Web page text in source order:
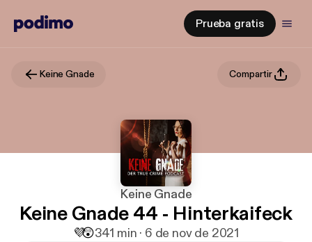
Prueba gratis
Keine Gnade Compartir
Keine Gnade
Keine Gnade 44 - Hinterkaifeck
💜😲341 min · 6 de nov de 2021